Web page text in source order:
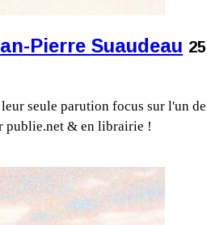
Pierre Suaudeau
seule parution focus sur l'un
publie.net & en librairie !